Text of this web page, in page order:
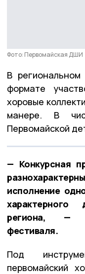
Фото: Первомайская ДШИ
В
формате
хоровые
манере. В
Первомайской
— Конкурсная
исполнение
характерного
региона, —
фестиваля.
Под
первомайский